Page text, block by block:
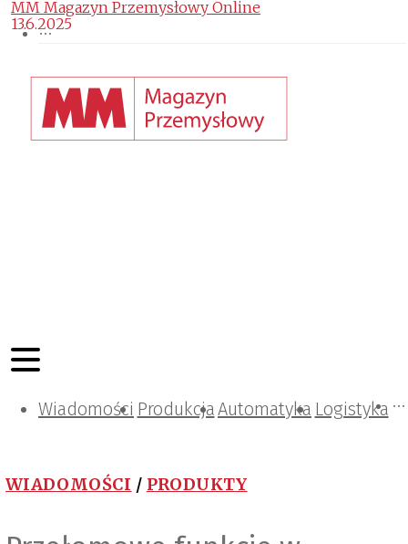
Wiadomości ProdukcjaAutomatyka Logistyka
Projektowanie i konstrukcje
Zarządzanie i IT
Tematy specjalne
WIADOMOŚCI / PRODUKTY
MM Magazyn Przemysłowy Online
13.6.2025